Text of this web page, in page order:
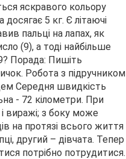
яскравого кольору
5 кг. Є літаючі
пальці на лапах, як
(9), а тоді найбільше
Порада: Пишіть
Робота з підручником
Середня швидкість
- 72 кілометри. При
виражі; з боку може
на протязі всього життя
другий – дівчата. Тепер
потрібно потрудитися.